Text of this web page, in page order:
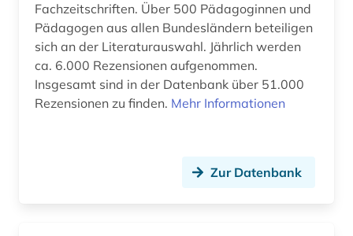
deutsche sagen (1)
deutsche sprache (4)
deutscher sprachatlas (1)
deutsches nationaltheater weimar (1)
deutsches wörterbuch (grimm) (2)
deutschland (27)
Fachzeitschriften. Über 500 Pädagoginnen und
Pädagogen aus allen Bundesländern beteiligen
sich an der Literaturauswahl. Jährlich werden
ca. 6.000 Rezensionen aufgenommen.
Insgesamt sind in der Datenbank über 51.000
Rezensionen zu finden. Mehr Informationen
Zur Datenbank